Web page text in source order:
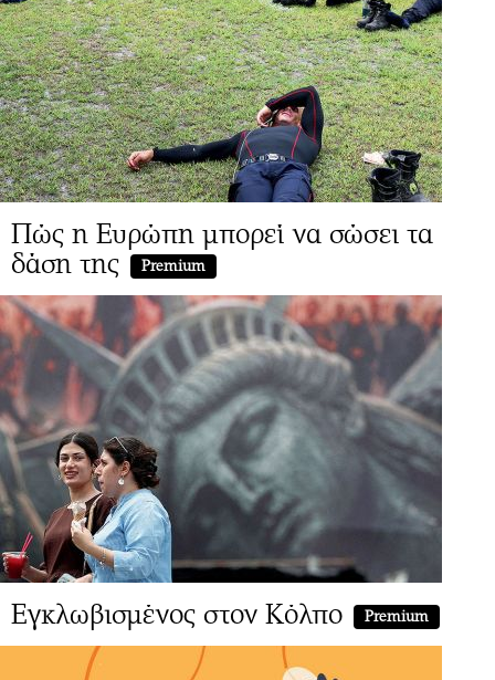
Πώς η Ευρώπη μπορεί να σώσει τα
δάση της
Premium
Εγκλωβισμένος στον Κόλπο Premium